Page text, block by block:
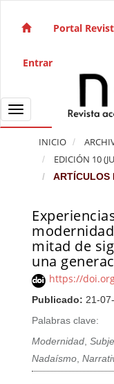
Navegación
Barra lateral
Portal
Entrar
Toggle navigation
INICIO
EDICIÓN 10
ARTÍCULOS
mitad de
una
https://
Publicado: 21-
Palabras clave:
Modernidad,
Nadaísmo,
Barra